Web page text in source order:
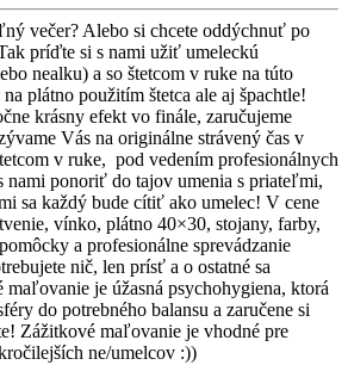
večer? Alebo si chcete oddýchnuť po
príďte si s nami užiť umeleckú
nealku) a so štetcom v ruke na túto
plátno použitím štetca ale aj špachtle!
krásny efekt vo finále, zaručujeme
Vás na originálne strávený čas v
v ruke, pod vedením profesionálnych
nami ponoriť do tajov umenia s priateľmi,
sa každý bude cítiť ako umelec! V cene
vínko, plátno 40×30, stojany, farby,
a profesionálne sprevádzanie
nič, len prísť a o ostatné sa
maľovanie je úžasná psychohygiena, ktorá
do potrebného balansu a zaručene si
Zážitkové maľovanie je vhodné pre
ne/umelcov :))